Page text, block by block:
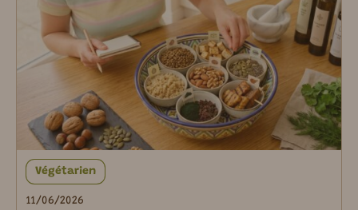
Végétarien
11/06/2026